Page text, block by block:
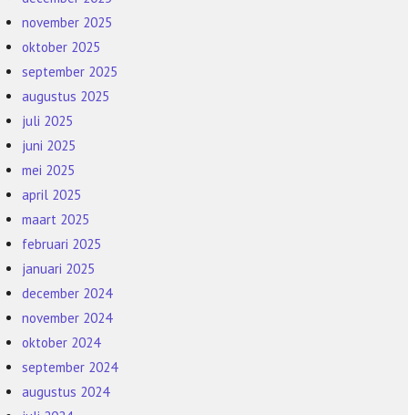
november 2025
oktober 2025
september 2025
augustus 2025
juli 2025
juni 2025
mei 2025
april 2025
maart 2025
februari 2025
januari 2025
december 2024
november 2024
oktober 2024
september 2024
augustus 2024